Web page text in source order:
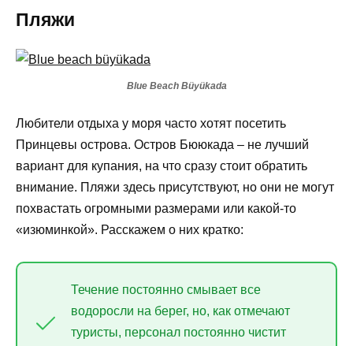
Пляжи
Blue Beach Büyükada
Любители отдыха у моря часто хотят посетить
Принцевы острова. Остров Бююкада – не лучший
вариант для купания, на что сразу стоит обратить
внимание. Пляжи здесь присутствуют, но они не могут
похвастать огромными размерами или какой-то
«изюминкой». Расскажем о них кратко:
Течение постоянно смывает все
водоросли на берег, но, как отмечают
туристы, персонал постоянно чистит